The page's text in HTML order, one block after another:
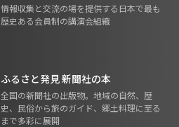
情報収集と交流の場を提供する日本で最も
歴史ある会員制の講演会組織
ふるさと発見 新聞社の本
全国の新聞社の出版物。地域の自然、歴
史、民俗から旅のガイド、郷土料理に至る
まで多彩に展開